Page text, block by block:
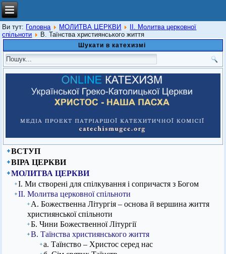
Ви тут: Головна МОЛИТВА ЦЕРКВИ
ІІ. Молитва церковної
спільноти
В. Таїнства християнського життя
Шукати в катехизмі
ВСТУП
ВІРА ЦЕРКВИ
МОЛИТВА ЦЕРКВИ
І. Ми створені для спілкування і сопричастя з Богом
ІІ. Молитва церковної спільноти
А. Божественна Літургія – основа й вершина життя
християнської спільноти
Б. Чини Божественної Літургії
В. Таїнства християнського життя
а. Таїнство – Христос серед нас